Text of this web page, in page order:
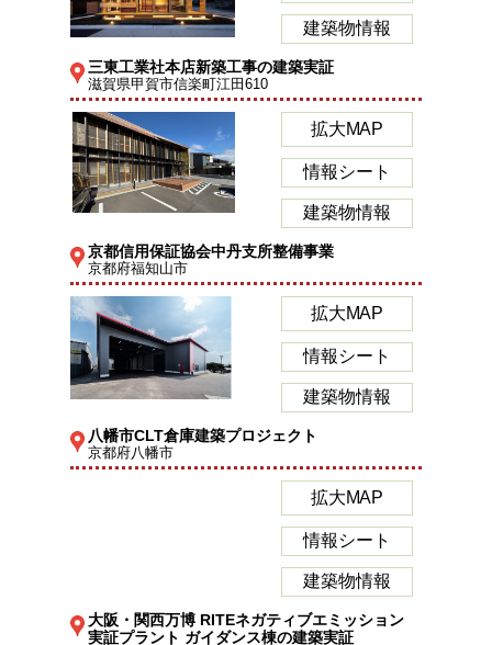
建築物情報
三東工業社本店新築工事の建築実証
滋賀県甲賀市信楽町江田610
拡大MAP
情報シート
建築物情報
京都信用保証協会中丹支所整備事業
京都府福知山市
拡大MAP
情報シート
建築物情報
八幡市CLT倉庫建築プロジェクト
京都府八幡市
拡大MAP
情報シート
建築物情報
大阪・関西万博 RITEネガティブエミッション
実証プラント ガイダンス棟の建築実証